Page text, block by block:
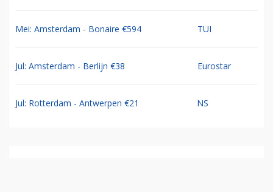
Mei: Amsterdam - Bonaire €594 TUI
Jul: Amsterdam - Berlijn €38 Eurostar
Jul: Rotterdam - Antwerpen €21 NS